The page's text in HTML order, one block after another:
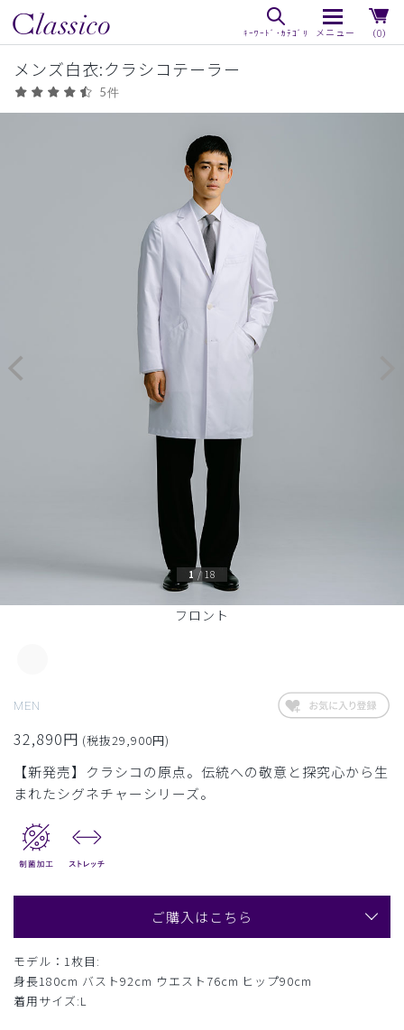
（0）
メンズ白衣:クラシコテーラー
5件
フロント
1 /18
MEN
32,890円 (税抜29,900円)
【新発売】クラシコの原点。伝統への敬意と探究心から生
まれたシグネチャーシリーズ。
ご購入はこちら
モデル：1枚目:
身長180cm バスト92cm ウエスト76cm ヒップ90cm
着用サイズ:L